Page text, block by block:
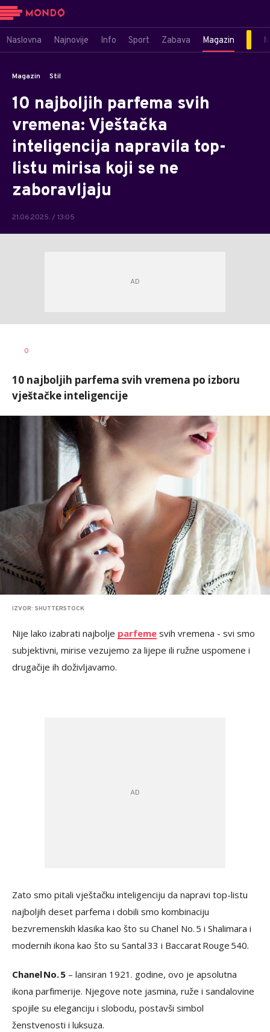
Naslovna Najnovije Info Sport Zabava Magazin
Magazin Stil
10 najboljih parfema svih
vremena: Vještačka
inteligencija napravila top-
listu mirisa koji se ne
zaboravljaju
21.06.2025. / 13:05
0
10 najboljih parfema svih vremena po izboru
vještačke inteligencije
IZVOR: SHUTTERSTOCK
Nije lako izabrati najbolje parfeme svih vremena - svi smo
subjektivni, mirise vezujemo za lijepe ili ružne uspomene i
drugačije ih doživljavamo.
Zato smo pitali vještačku inteligenciju da napravi top-listu
najboljih deset parfema i dobili smo kombinaciju
bezvremenskih klasika kao što su Chanel No. 5 i Shalimara i
modernih ikona kao što su Santal 33 i Baccarat Rouge 540.
Chanel No. 5 – lansiran 1921. godine, ovo je apsolutna
ikona parfimerije. Njegove note jasmina, ruže i sandalovine
spojile su eleganciju i slobodu, postavši simbol
ženstvenosti i luksuza.